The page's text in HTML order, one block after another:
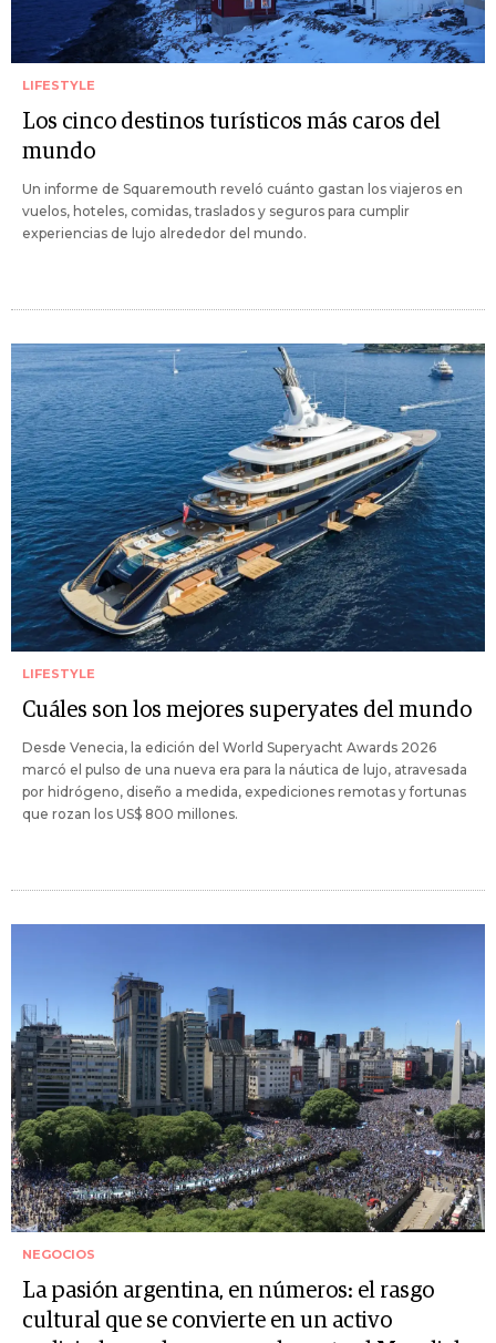
LIFESTYLE
Los cinco destinos turísticos más caros del
mundo
Un informe de Squaremouth reveló cuánto gastan los viajeros en
vuelos, hoteles, comidas, traslados y seguros para cumplir
experiencias de lujo alrededor del mundo.
LIFESTYLE
Cuáles son los mejores superyates del mundo
Desde Venecia, la edición del World Superyacht Awards 2026
marcó el pulso de una nueva era para la náutica de lujo, atravesada
por hidrógeno, diseño a medida, expediciones remotas y fortunas
que rozan los US$ 800 millones.
NEGOCIOS
La pasión argentina, en números: el rasgo
cultural que se convierte en un activo